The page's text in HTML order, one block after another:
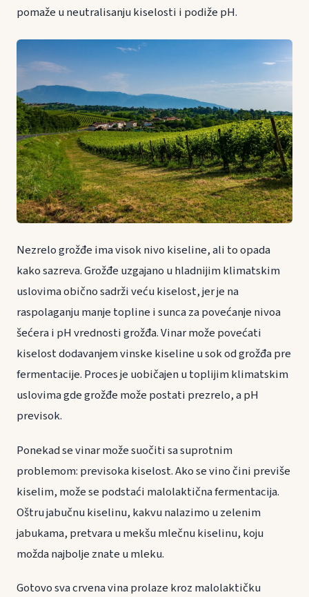
pomaže u neutralisanju kiselosti i podiže pH.
Nezrelo grožđe ima visok nivo kiseline, ali to opada
kako sazreva. Grožđe uzgajano u hladnijim klimatskim
uslovima obično sadrži veću kiselost, jer je na
raspolaganju manje topline i sunca za povećanje nivoa
šećera i pH vrednosti grožđa. Vinar može povećati
kiselost dodavanjem vinske kiseline u sok od grožđa pre
fermentacije. Proces je uobičajen u toplijim klimatskim
uslovima gde grožđe može postati prezrelo, a pH
previsok.
Ponekad se vinar može suočiti sa suprotnim
problemom: previsoka kiselost. Ako se vino čini previše
kiselim, može se podstaći malolaktična fermentacija.
Oštru jabučnu kiselinu, kakvu nalazimo u zelenim
jabukama, pretvara u mekšu mlečnu kiselinu, koju
možda najbolje znate u mleku.
Gotovo sva crvena vina prolaze kroz malolaktičku